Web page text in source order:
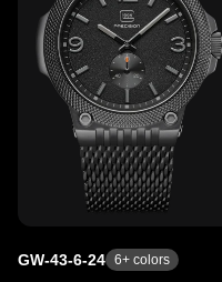
GW-43-6-24 6+ colors